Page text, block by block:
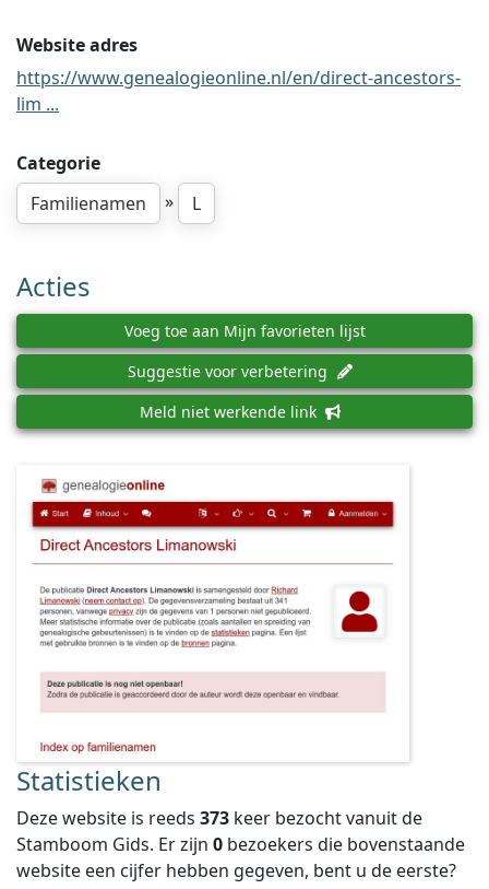
Website adres
https://www.genealogieonline.nl/en/direct-ancestors-
lim ...
Categorie
Familienamen
» L
Acties
Voeg toe aan Mijn favorieten lijst
Suggestie voor verbetering
Meld niet werkende link
Statistieken
Deze website is reeds 373 keer bezocht vanuit de
Stamboom Gids. Er zijn 0 bezoekers die bovenstaande
website een cijfer hebben gegeven, bent u de eerste?